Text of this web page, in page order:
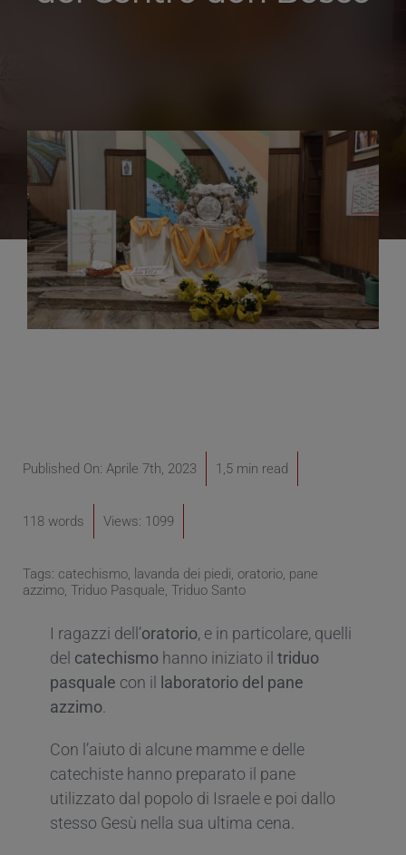
Published On: Aprile 7th, 2023 1,5 min read
118 words Views: 1099
Tags: catechismo, lavanda dei piedi, oratorio, pane
azzimo, Triduo Pasquale, Triduo Santo
I ragazzi dell’oratorio, e in particolare, quelli
del catechismohanno iniziato il triduo
pasquale con il laboratorio del pane
azzimo.
Con l’aiuto di alcune mamme e delle
catechiste hanno preparato il pane
utilizzato dal popolo di Israele e poi dallo
stesso Gesù nella sua ultima cena.